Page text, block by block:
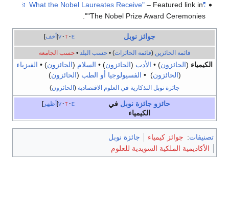
"What the Nobel Laureates Receive"
– Featured link in
"The Nobel Prize Award Ceremonies".
أخف v t e جوائز نوبل
قائمة الحائزين (قائمة الحائزات) •حسب البلد •حسب الجامعة
الكيمياء (الحائزون) • الأدب (الحائزون) • السلام (الحائزون) • الفيزياء
(الحائزون) • الفسيولوجيا أو الطب (الحائزون)
جائزة نوبل التذكارية في العلوم الاقتصادية (الحائزون)
أظهر v t e حائزو جائزة نوبل في
الكيمياء
تصنيفات: جوائز كيمياء
جائزة نوبل
الأكاديمية الملكية السويدية للعلوم